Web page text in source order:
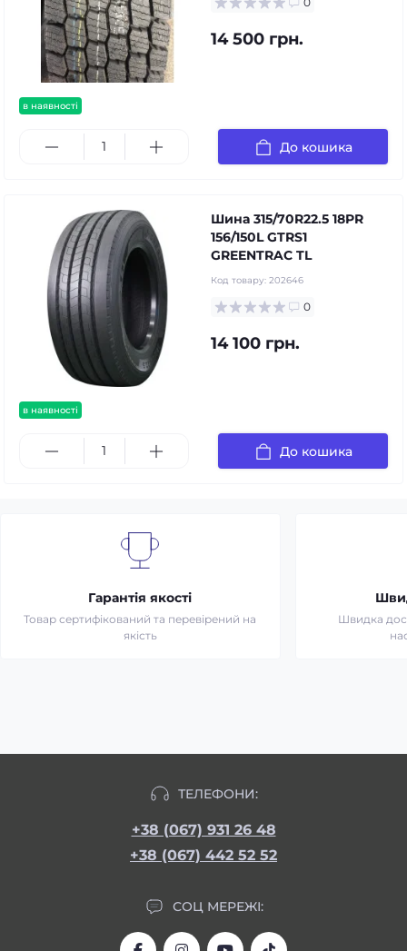
в наявності
14 500 грн.
До кошика
в наявності
Шина 315/70R22.5 18PR
156/150L GTRS1
GREENTRAC TL
Код товару: 202646
0
14 100 грн.
До кошика
Гарантія якості
Товар сертифікований та перевірений на
якість
Швидка
ТЕЛЕФОНИ:
+38 (067) 931 26 48
+38 (067) 442 52 52
СОЦ МЕРЕЖІ: